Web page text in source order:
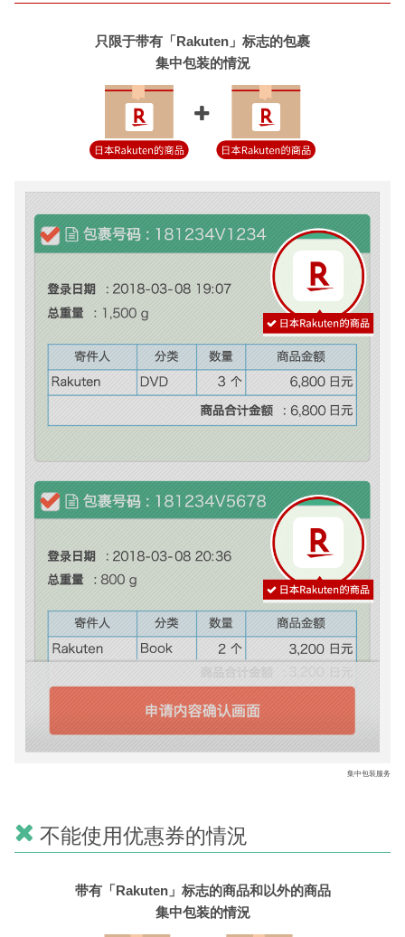
只限于带有「Rakuten」标志的包裹
集中包装的情況
集中包装服务
不能使用优惠券的情況
带有「Rakuten」标志的商品和以外的商品
集中包装的情況